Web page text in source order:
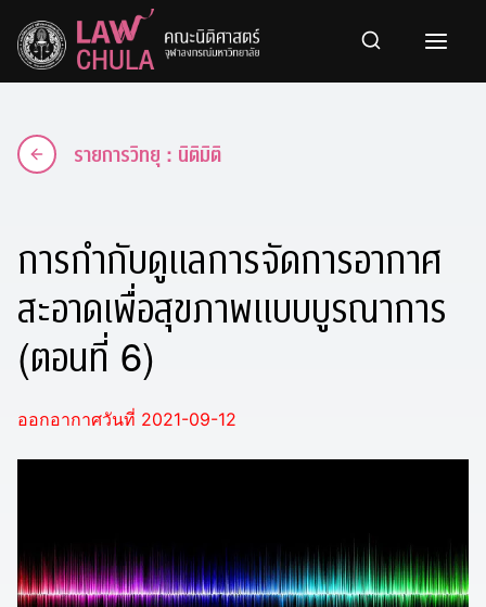
content
รายการวิทยุ : นิติมิติ
การกำกับดูแลการจัดการอากาศ
สะอาดเพื่อสุขภาพแบบบูรณาการ
(ตอนที่ 6)
ออกอากาศวันที่ 2021-09-12